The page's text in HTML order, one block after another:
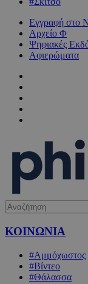
Εγγραφή στο
Αρχείο Φ
Ψηφιακές
Αφιερώματα
ΚΟΙΝΩΝΙΑ
#Αμμόχωστος
#Βίντεο
#Θάλασσα